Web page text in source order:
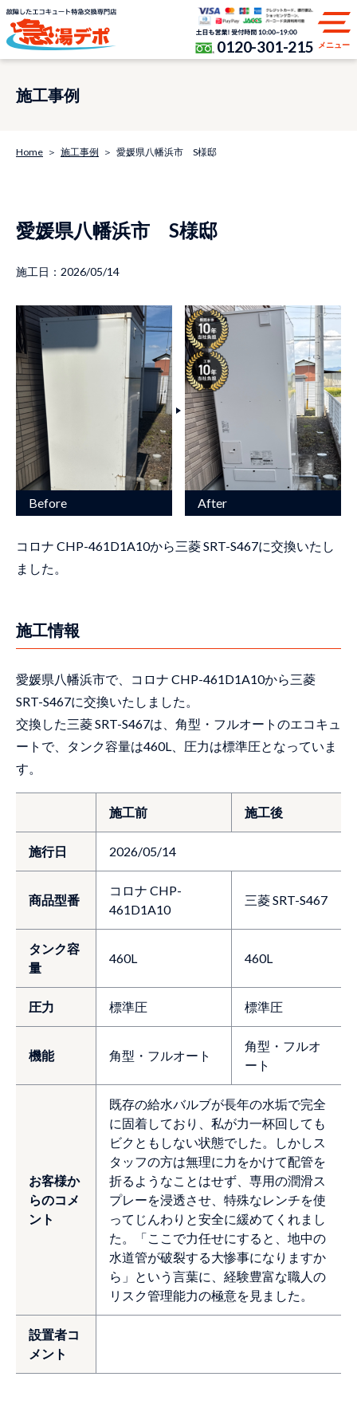
0120-301-215 メニュー
施工事例
Home 施工事例 愛媛県八幡浜市 S様邸
愛媛県八幡浜市 S様邸
施工日：2026/05/14
コロナ CHP-461D1A10から三菱 SRT-S467に交換いたし
ました。
施工情報
愛媛県八幡浜市で、コロナ CHP-461D1A10から三菱
SRT-S467に交換いたしました。
交換した三菱 SRT-S467は、角型・フルオートのエコキュ
ートで、タンク容量は460L、圧力は標準圧となっていま
す。
施工前 施工後
施行日 2026/05/14
商品型番
コロナ CHP-
461D1A10
三菱 SRT-S467
タンク容
量
460L 460L
圧力 標準圧 標準圧
機能 角型・フルオート
角型・フルオ
ート
お客様か
らのコメ
ント
既存の給水バルブが長年の水垢で完全
に固着しており、私が力一杯回しても
ビクともしない状態でした。しかしス
タッフの方は無理に力をかけて配管を
折るようなことはせず、専用の潤滑ス
プレーを浸透させ、特殊なレンチを使
ってじんわりと安全に緩めてくれまし
た。「ここで力任せにすると、地中の
水道管が破裂する大惨事になりますか
ら」という言葉に、経験豊富な職人の
リスク管理能力の極意を見ました。
設置者コ
メント